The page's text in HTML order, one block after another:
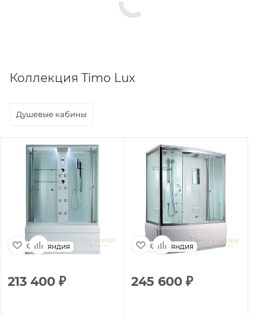
Коллекция Timo Lux
Душевые кабины
Финляндия
213 400 ₽
Финляндия
245 600 ₽